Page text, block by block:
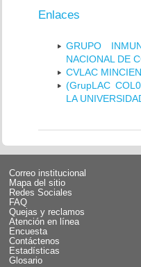
Enlaces
GRUPO
NACIONAL DE
CVLAC
(GrupLAC
LA
Correo institucional
Mapa del sitio
Redes Sociales
FAQ
Quejas y reclamos
Atención en línea
Encuesta
Contáctenos
Estadísticas
Glosario